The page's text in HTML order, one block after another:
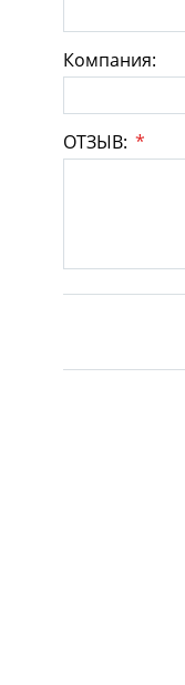
Компания:
ОТЗЫВ: *